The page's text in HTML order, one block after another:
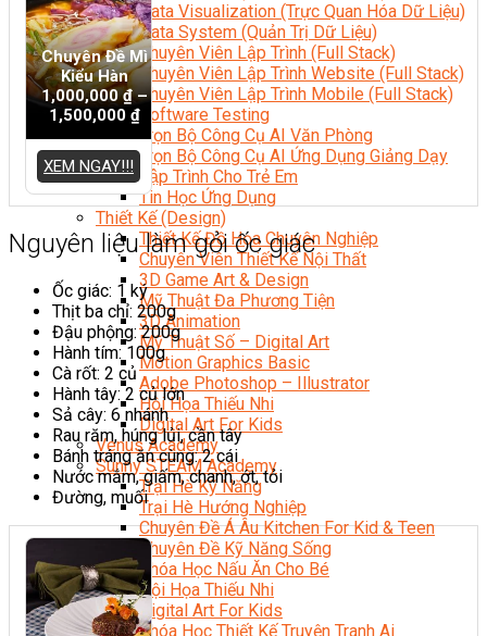
Data Visualization (Trực Quan Hóa Dữ Liệu)
Data System (Quản Trị Dữ Liệu)
Chuyên Viên Lập Trình (Full Stack)
Chuyên Viên Lập Trình Website (Full Stack)
Chuyên Viên Lập Trình Mobile (Full Stack)
Software Testing
Trọn Bộ Công Cụ AI Văn Phòng
Trọn Bộ Công Cụ AI Ứng Dụng Giảng Dạy
Lập Trình Cho Trẻ Em
Tin Học Ứng Dụng
Thiết Kế (Design)
Thiết Kế Đồ Họa Chuyên Nghiệp
Chuyên Viên Thiết Kế Nội Thất
3D Game Art & Design
Mỹ Thuật Đa Phương Tiện
3D Animation
Mỹ Thuật Số – Digital Art
Motion Graphics Basic
Adobe Photoshop – Illustrator
Hội Họa Thiếu Nhi
Digital Art For Kids
Venus Academy
Sunny STEAM Academy
Trại Hè Kỹ Năng
Trại Hè Hướng Nghiệp
Chuyên Đề Á Âu Kitchen For Kid & Teen
Chuyên Đề Kỹ Năng Sống
Khóa Học Nấu Ăn Cho Bé
Hội Họa Thiếu Nhi
Digital Art For Kids
Khóa Học Thiết Kế Truyện Tranh Ai
Chuyên Đề Mì
Kiểu Hàn
1,000,000₫–
1,500,000 ₫
XEM NGAY!!!
Nguyên liệu làm gỏi ốc giác
Ốc giác: 1 ký
Thịt ba chỉ: 200g
Đậu phộng: 200g
Hành tím: 100g
Cà rốt: 2 củ
Hành tây: 2 củ lớn
Sả cây: 6 nhánh
Rau răm, húng lủi, cần tây
Bánh tráng ăn cùng: 2 cái
Nước mắm, giấm, chanh, ớt, tỏi
Đường, muối